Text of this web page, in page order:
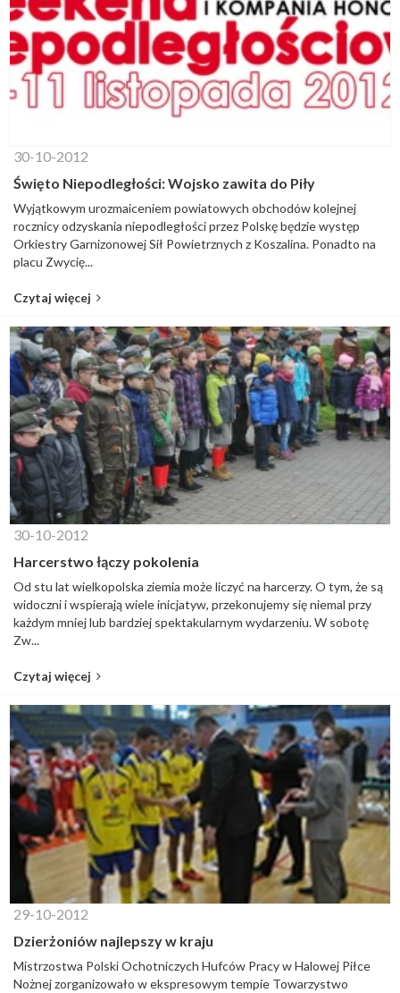
30-10-2012
Święto Niepodległości: Wojsko zawita do Piły
Wyjątkowym urozmaiceniem powiatowych obchodów kolejnej
rocznicy odzyskania niepodległości przez Polskę będzie występ
Orkiestry Garnizonowej Sił Powietrznych z Koszalina. Ponadto na
placu Zwycię...
Czytaj więcej
30-10-2012
Harcerstwo łączy pokolenia
Od stu lat wielkopolska ziemia może liczyć na harcerzy. O tym, że są
widoczni i wspierają wiele inicjatyw, przekonujemy się niemal przy
każdym mniej lub bardziej spektakularnym wydarzeniu. W sobotę
Zw...
Czytaj więcej
29-10-2012
Dzierżoniów najlepszy w kraju
Mistrzostwa Polski Ochotniczych Hufców Pracy w Halowej Piłce
Nożnej zorganizowało w ekspresowym tempie Towarzystwo